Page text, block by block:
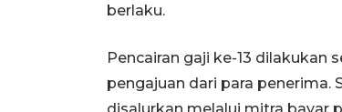
berlaku.
Pencairan gaji ke-13
pengajuan dari para penerima.
disalurkan melalui mitra bayar